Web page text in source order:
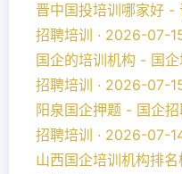
晋中国投培训哪家好 -
招聘培训 · 2026-07-
国企的培训机构 - 国
招聘培训 · 2026-07-
阳泉国企押题 - 国企
招聘培训 · 2026-07-
山西国企培训机构排